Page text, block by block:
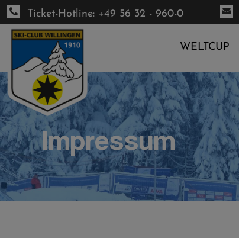
Direkt
zum
Inhalt
Ticket-Hotline: +49 56 32 - 960-0
WELTCUP
Impressum